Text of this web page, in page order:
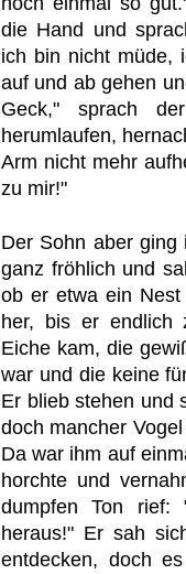
die Hand und
ich bin nicht müde,
auf und ab gehen
Geck," sprach
herumlaufen,
Arm nicht mehr
zu mir!"
Der Sohn aber
ganz fröhlich und
ob er etwa ein
her, bis er endlich
Eiche kam, die
war und die keine
Er blieb stehen und
doch mancher
Da war ihm auf
horchte und
dumpfen Ton rief:
heraus!" Er sah
entdecken, doch